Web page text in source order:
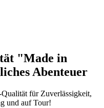
"Made in
Abenteuer
für Zuverlässigkeit,
und auf Tour!